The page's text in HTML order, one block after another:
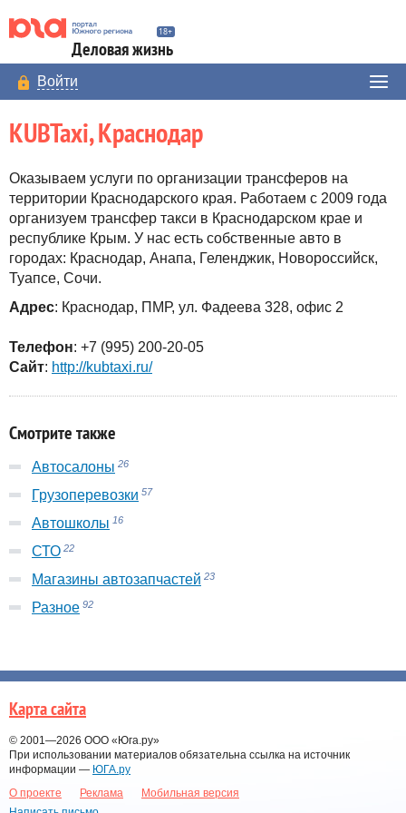
Деловая жизнь
Войти
KUBTaxi, Краснодар
Оказываем услуги по организации трансферов на
территории Краснодарского края. Работаем с 2009 года
организуем трансфер такси в Краснодарском крае и
республике Крым. У нас есть собственные авто в
городах: Краснодар, Анапа, Геленджик, Новороссийск,
Туапсе, Сочи.
Адрес: Краснодар, ПМР, ул. Фадеева 328, офис 2
Телефон: +7 (995) 200-20-05
Сайт: http://kubtaxi.ru/
Смотрите также
Автосалоны 26
Грузоперевозки 57
Автошколы 16
СТО 22
Магазины автозапчастей 23
Разное 92
Карта сайта
© 2001—2026 ООО «Юга.ру»
При использовании материалов обязательна ссылка на источник
информации — ЮГА.ру
О проекте
Реклама
Мобильная версия